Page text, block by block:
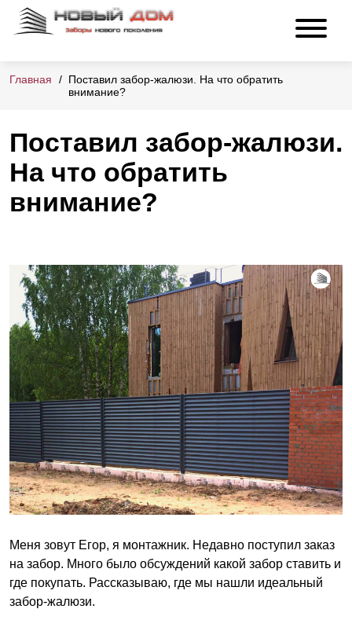
Главная
Поставил забор-жалюзи. На что обратить
внимание?
Поставил забор-жалюзи.
На что обратить
внимание?
Меня зовут Егор, я монтажник. Недавно поступил заказ
на забор. Много было обсуждений какой забор ставить и
где покупать. Рассказываю, где мы нашли идеальный
забор-жалюзи.